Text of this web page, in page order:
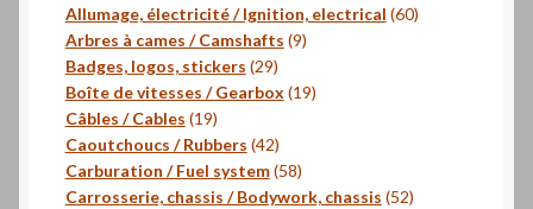
produits
Allumage, électricité / Ignition, electrical 6060
Arbres à cames / Camshafts 99
Badges, logos, stickers 2929
produits
Boîte de vitesses / Gearbox 1919
Câbles / Cables 1919
produits
Caoutchoucs / Rubbers 4242
produits
Carburation / Fuel system 5858
produits
Carrosserie, chassis / Bodywork, chassis 5252